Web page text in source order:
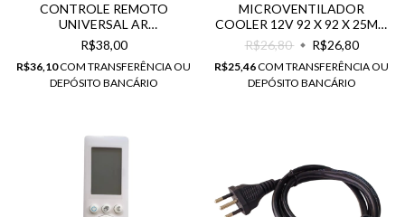
CONTROLE REMOTO
UNIVERSAL AR
CONDICIONADO SPLIT -
UP109II
R$38,00
R$36,10COM TRANSFERÊNCIA OU
DEPÓSITO BANCÁRIO
MICROVENTILADOR
COOLER 12V 92 X 92 X 25MM
UNIVERSAL GX9225
R$26,80 R$26,80
R$25,46COM TRANSFERÊNCIA OU
DEPÓSITO BANCÁRIO